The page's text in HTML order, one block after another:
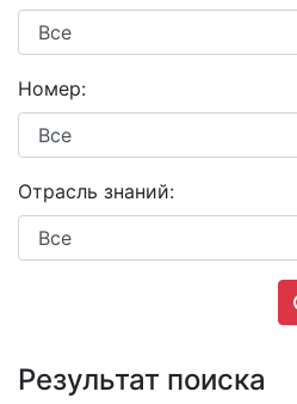
Номер:
Отрасль знаний:
Результат поиска